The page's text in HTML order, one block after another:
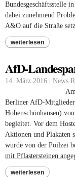
Bundesgeschäftsstelle
dabei zunehmend
A&O auf die Straße
weiterlesen
AfD-
14. März 2016 | News
Berliner AfD-
Hohenschönhausen)
begleitet. Vor dem
Aktionen und Plakaten
wurde von der Poilzei
mit Pflastersteinen
weiterlesen